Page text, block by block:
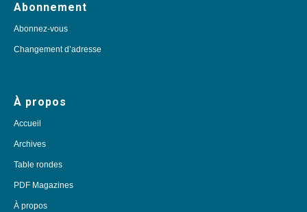
Abonnement
Abonnez-vous
Changement d’adresse
À propos
Accueil
Archives
Table rondes
PDF Magazines
À propos